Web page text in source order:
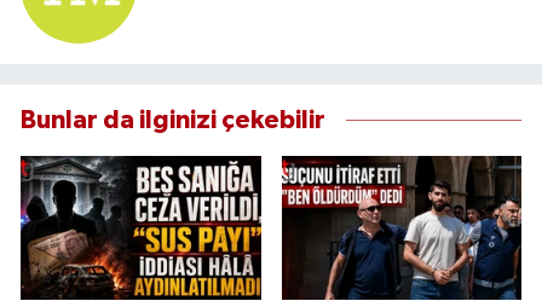
Bunlar da ilginizi çekebilir